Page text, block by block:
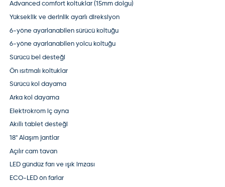
Advanced comfort koltuklar (15mm dolgu)
Yükseklik ve derinlik ayarlı direksiyon
6-yöne ayarlanabilen sürücü koltuğu
6-yöne ayarlanabilen yolcu koltuğu
Sürücü bel desteği
Ön ısıtmalı koltuklar
Sürücü kol dayama
Arka kol dayama
Elektrokrom iç ayna
Akıllı tablet desteği
18" Alaşım jantlar
Açılır cam tavan
LED gündüz farı ve ışık imzası
ECO-LED ön farlar